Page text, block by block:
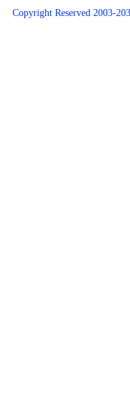
Copyright Reserved 2003-